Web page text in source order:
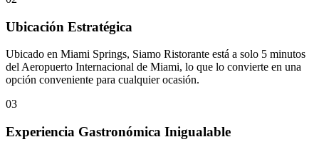
Ubicación Estratégica
Ubicado en Miami Springs, Siamo Ristorante está a solo 5 minutos
del Aeropuerto Internacional de Miami, lo que lo convierte en una
opción conveniente para cualquier ocasión.
03
Experiencia Gastronómica Inigualable